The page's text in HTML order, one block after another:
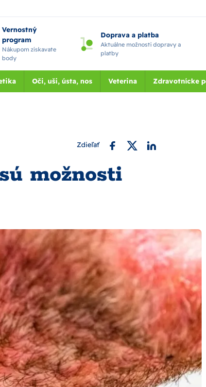
Vernostný
program
Nákupom získavate
body
Doprava a platba
Aktuálne možnosti dopravy a
platby
Oči, uši, ústa, nos Veterina Zdravotnícke
Zdieľať
možnosti